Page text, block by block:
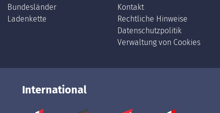
Bundesländer
Ladenkette
Kontakt
Rechtliche Hinweise
Datenschutzpolitik
Verwaltung von Cookies
International